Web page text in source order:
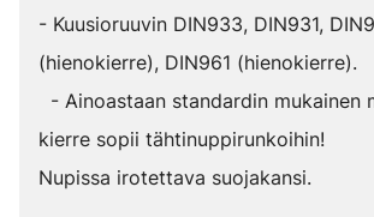
- Kuusioruuvin DIN933, DIN931,
(hienokierre), DIN961 (hienokierre).
- Ainoastaan standardin mukainen
kierre sopii tähtinuppirunkoihin!
Nupissa irotettava suojakansi.